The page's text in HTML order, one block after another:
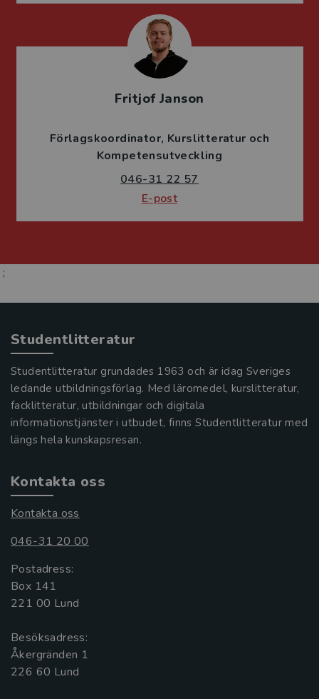
Fritjof Janson
Förlagskoordinator Kurslitteratur och
Kompetensutveckling
046-31 22 57
E-post
;
Studentlitteratur
Studentlitteratur grundades 1963 och är idag Sveriges
ledande utbildningsförlag. Med läromedel, kurslitteratur,
facklitteratur, utbildningar och digitala
informationstjänster i utbudet, finns Studentlitteratur med
längs hela kunskapsresan.
Kontakta oss
Kontakta oss
046-31 20 00
Postadress:
Box 141
221 00 Lund
Besöksadress:
Åkergränden 1